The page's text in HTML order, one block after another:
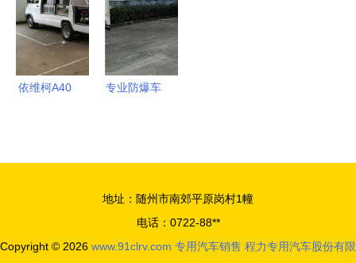
汽车制造专
家
用汽车销售
新篇章
依维柯A40
专业防爆车
售部为您提
供一站式解
决方案
地址：随州市南郊平原岗村1幢
电话：0722-88**
Copyright © 2026 www.91clrv.com 专用汽车销售 程力专用汽车股份有限